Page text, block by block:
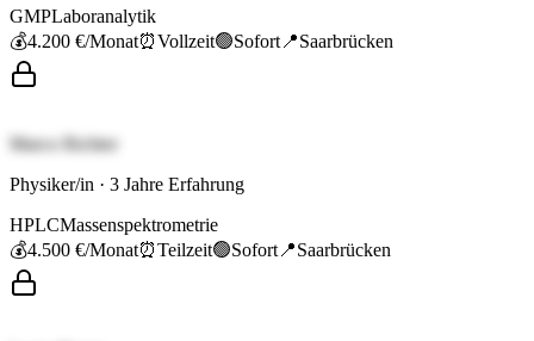
GMPLaboranalytik
💰4.200 €/Monat⏰Vollzeit🟢Sofort 📍Saarbrücken
Marco Richter
Physiker/in · 3 Jahre Erfahrung
HPLCMassenspektrometrie
💰4.500 €/Monat⏰Teilzeit🟢Sofort 📍Saarbrücken